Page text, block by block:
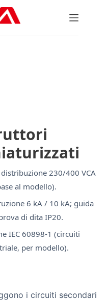
230/400 VCA
al modello).
6 kA / 10 kA; guida
di dita IP20.
IEC 60898-1 (circuiti
per modello).
i circuiti secondari